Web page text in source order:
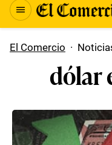
El Comercio ·
dólar